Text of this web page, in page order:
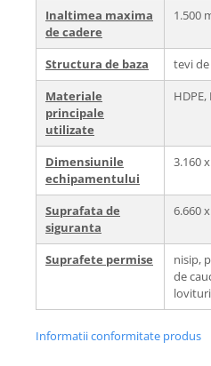
Inaltimea maxima
de cadere
1.500
Structura de baza
tevi
Materiale
principale
utilizate
HDPE,
Dimensiunile
echipamentului
3.160
Suprafata de
siguranta
6.660
Suprafete permise
nisip,
de
Informatii conformitate produs